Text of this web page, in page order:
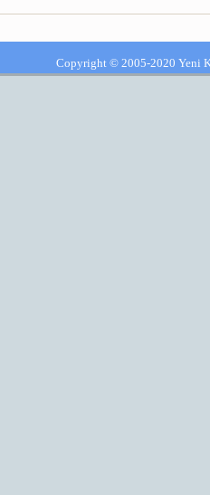
Copyright © 2005-2020 Yeni